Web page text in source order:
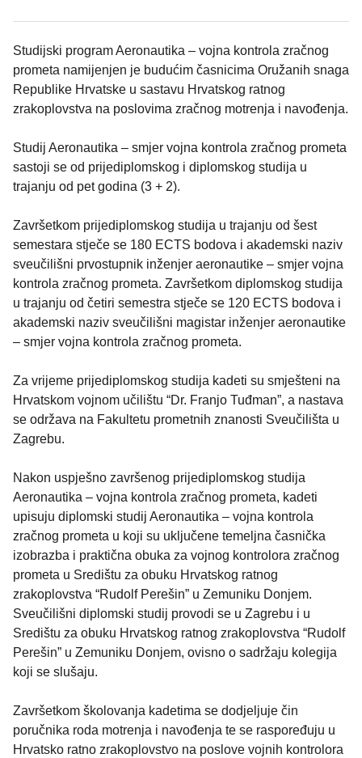
Studijski program Aeronautika – vojna kontrola zračnog
prometa namijenjen je budućim časnicima Oružanih snaga
Republike Hrvatske u sastavu Hrvatskog ratnog
zrakoplovstva na poslovima zračnog motrenja i navođenja.
Studij Aeronautika – smjer vojna kontrola zračnog prometa
sastoji se od prijediplomskog i diplomskog studija u
trajanju od pet godina (3 + 2).
Završetkom prijediplomskog studija u trajanju od šest
semestara stječe se 180 ECTS bodova i akademski naziv
sveučilišni prvostupnik inženjer aeronautike – smjer vojna
kontrola zračnog prometa. Završetkom diplomskog studija
u trajanju od četiri semestra stječe se 120 ECTS bodova i
akademski naziv sveučilišni magistar inženjer aeronautike
– smjer vojna kontrola zračnog prometa.
Za vrijeme prijediplomskog studija kadeti su smješteni na
Hrvatskom vojnom učilištu “Dr. Franjo Tuđman”, a nastava
se održava na Fakultetu prometnih znanosti Sveučilišta u
Zagrebu.
Nakon uspješno završenog prijediplomskog studija
Aeronautika – vojna kontrola zračnog prometa, kadeti
upisuju diplomski studij Aeronautika – vojna kontrola
zračnog prometa u koji su uključene temeljna časnička
izobrazba i praktična obuka za vojnog kontrolora zračnog
prometa u Središtu za obuku Hrvatskog ratnog
zrakoplovstva “Rudolf Perešin” u Zemuniku Donjem.
Sveučilišni diplomski studij provodi se u Zagrebu i u
Središtu za obuku Hrvatskog ratnog zrakoplovstva “Rudolf
Perešin” u Zemuniku Donjem, ovisno o sadržaju kolegija
koji se slušaju.
Završetkom školovanja kadetima se dodjeljuje čin
poručnika roda motrenja i navođenja te se raspoređuju u
Hrvatsko ratno zrakoplovstvo na poslove vojnih kontrolora